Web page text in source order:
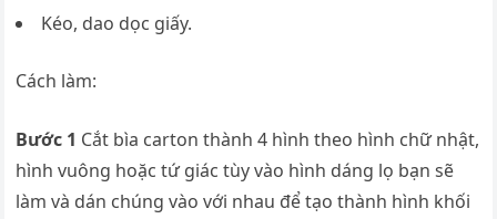
Kéo, dao dọc giấy.
Cách làm:
Bước 1 Cắt bìa carton thành 4 hình theo hình chữ nhật,
hình vuông hoặc tứ giác tùy vào hình dáng lọ bạn sẽ
làm và dán chúng vào với nhau để tạo thành hình khối